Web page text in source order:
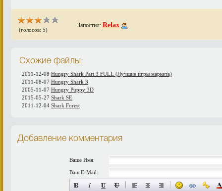
(голосов: 5)
Запостил: Relax
Схожие файлы:
2011-12-08 Hungry Shark Part 3 FULL (Лучшие игры маркета)
2011-08-07 Hungry Shark 3
2005-11-07 Hungry Puppy 3D
2015-05-27 Shark SE
2011-12-04 Shark Forest
Добавление комментария
Ваше Имя:
Ваш E-Mail: